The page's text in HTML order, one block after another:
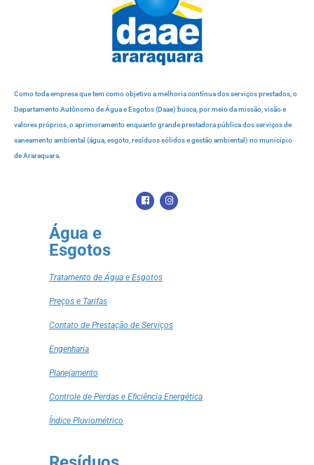
Como toda empresa que tem como objetivo a melhoria contínua dos serviços prestados, o
Departamento Autônomo de Água e Esgotos (Daae) busca, por meio da missão, visão e
valores próprios, o aprimoramento enquanto grande prestadora pública dos serviços de
saneamento ambiental (água, esgoto, resíduos sólidos e gestão ambiental) no município
de Araraquara.
Água e
Esgotos
Tratamento de Água e Esgotos
Preços e Tarifas
Contato de Prestação de Serviços
Engenharia
Planejamento
Controle de Perdas e Eficiência Energética
Índice Pluviométrico